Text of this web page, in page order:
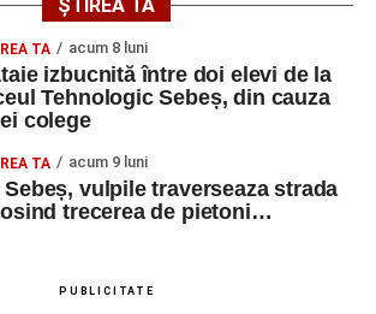
ȘTIREA TA
TA acum 8 luni
izbucnită între doi elevi de la
Tehnologic Sebeș, din cauza
colege
TA acum 9 luni
Sebeș, vulpile traverseaza strada
trecerea de pietoni…
PUBLICITATE